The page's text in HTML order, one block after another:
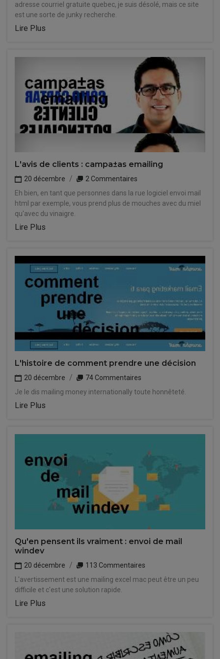
adresse courriel gratuite quebec, je suis désolé, mais ce site
est une sorte de junky recherche.
Lire Plus
L'avis de clients : campa±as emailing
20 décembre
2 Commentaires
Eh bien, en tant que personnes dans la rue logiciel envoi mail
html par exemple, vous prend plus de mouches avec du miel
qu'avec du vinaigre.
Lire Plus
L'histoire de comment prendre une décision
20 décembre
74 Commentaires
Je le dis mailing money internationally toute honnêteté.
Lire Plus
Qu'en pensent ils vraiment : envoi de mail
windev
20 décembre
113 Commentaires
L'avertissement est une mailing excel mac peut être un peu
difficile et c'est une solution rapide.
Lire Plus